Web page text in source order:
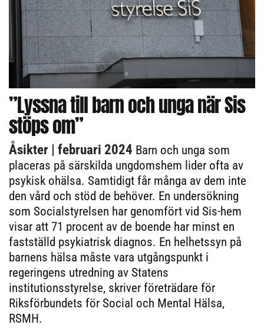
”Lyssna till barn och unga när Sis
stöps om”
Åsikter | februari 2024 Barn och unga som
placeras på särskilda ungdomshem lider ofta av
psykisk ohälsa. Samtidigt får många av dem inte
den vård och stöd de behöver. En undersökning
som Socialstyrelsen har genomfört vid Sis-hem
visar att 71 procent av de boende har minst en
fastställd psykiatrisk diagnos. En helhetssyn på
barnens hälsa måste vara utgångspunkt i
regeringens utredning av Statens
institutionsstyrelse, skriver företrädare för
Riksförbundets för Social och Mental Hälsa,
RSMH.